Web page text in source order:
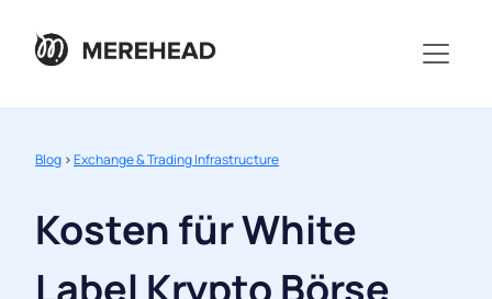
Blog >Exchange & Trading Infrastructure
Kosten für White